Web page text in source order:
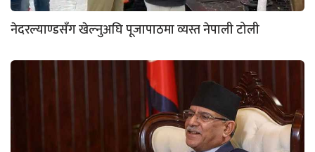
नेदरल्याण्डसँग खेल्नुअघि पूजापाठमा व्यस्त नेपाली टोली